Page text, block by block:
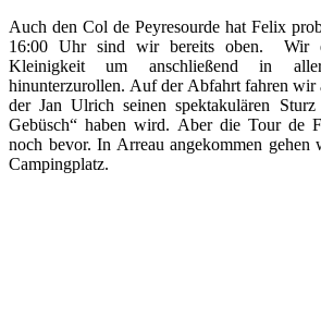
Auch den Col de Peyresourde hat Felix
16:00 Uhr sind wir bereits oben. Wir
Kleinigkeit um anschließend in
hinunterzurollen. Auf der Abfahrt fahren wir
der Jan Ulrich seinen spektakulären
Gebüsch“ haben wird. Aber die Tour de
noch bevor. In Arreau angekommen
Campingplatz.